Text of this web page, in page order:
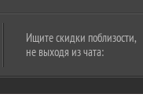
Ищите скидки поблизости,
не выходя из чата: